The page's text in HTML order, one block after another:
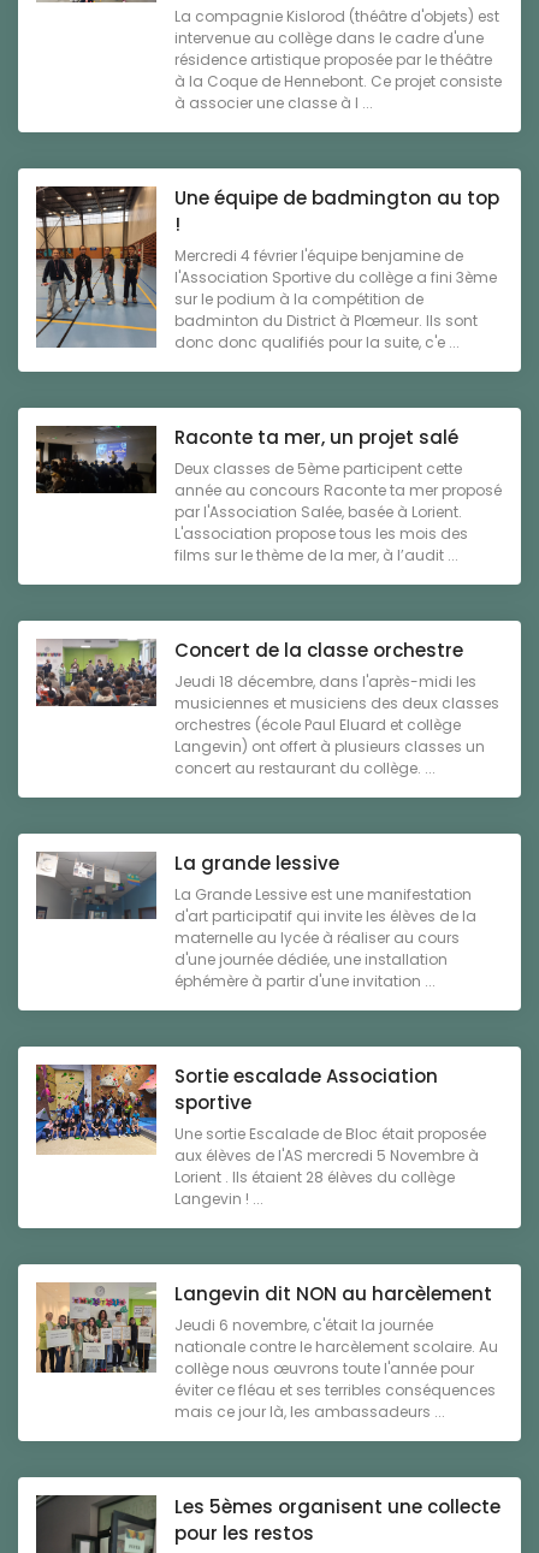
La compagnie Kislorod (théâtre d'objets) est
intervenue au collège dans le cadre d'une
résidence artistique proposée par le théâtre
à la Coque de Hennebont. Ce projet consiste
à associer une classe à l ...
Une équipe de badmington au top
!
Mercredi 4 février l'équipe benjamine de
l'Association Sportive du collège a fini 3ème
sur le podium à la compétition de
badminton du District à Plœmeur. Ils sont
donc donc qualifiés pour la suite, c'e ...
Raconte ta mer, un projet salé
Deux classes de 5ème participent cette
année au concours Raconte ta mer proposé
par l'Association Salée, basée à Lorient.
L'association propose tous les mois des
films sur le thème de la mer, à l’audit ...
Concert de la classe orchestre
Jeudi 18 décembre, dans l'après-midi les
musiciennes et musiciens des deux classes
orchestres (école Paul Eluard et collège
Langevin) ont offert à plusieurs classes un
concert au restaurant du collège. ...
La grande lessive
La Grande Lessive est une manifestation
d'art participatif qui invite les élèves de la
maternelle au lycée à réaliser au cours
d'une journée dédiée, une installation
éphémère à partir d'une invitation ...
Sortie escalade Association
sportive
Une sortie Escalade de Bloc était proposée
aux élèves de l'AS mercredi 5 Novembre à
Lorient . Ils étaient 28 élèves du collège
Langevin ! ...
Langevin dit NON au harcèlement
Jeudi 6 novembre, c'était la journée
nationale contre le harcèlement scolaire. Au
collège nous œuvrons toute l'année pour
éviter ce fléau et ses terribles conséquences
mais ce jour là, les ambassadeurs ...
Les 5èmes organisent une collecte
pour les restos